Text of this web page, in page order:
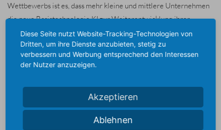
Wettbewerbs ist es, dass mehr kleine und mittlere Unternehmen
die neue Basistechnologie KI zur Weiterentwicklung ihrer
Geschäftsmodelle nutzen. Die Praxisbeispiele zeigen auf
eindrückliche Weise, dass Künstliche Intelligenz die
Innovationskraft der Unternehmen in allen Leitbranchen des
Landes stärkt – von der Produktionsindustrie über die Mobilitäts-
und Logistikbranche, die Gesundheitswirtschaft bis hin zum
Baugewerbe und dem Dienstleistungssektor. "Unser Ziel ist, dass
Baden-Württemberg nicht nur bei der Forschung, sondern auch
bei der Kommerzialisierung von KI ein international führender
Diese Seite nutzt Website-Tracking-Technologien von
Dritten, um ihre Dienste anzubieten, stetig zu
verbessern und Werbung entsprechend den Interessen
der Nutzer anzuzeigen.
Akzeptieren
Ablehnen